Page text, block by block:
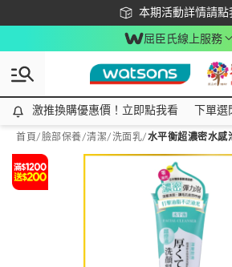
本期活動詳情請點
下載app最高回饋
屈臣氏線上服務
激推換購優惠價！立即點我看
激推換購優惠價！立即點我看 下單選
首頁/臉部保養/清潔/洗面乳/水平衡超濃密水